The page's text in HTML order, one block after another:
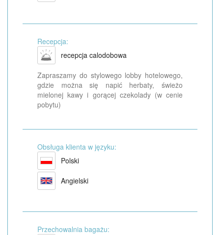
Recepcja:
recepcja calodobowa
Zapraszamy do stylowego lobby hotelowego,
gdzie można się napić herbaty, świeżo
mielonej kawy i gorącej czekolady (w cenie
pobytu)
Obsługa klienta w języku:
Polski
Angielski
Przechowalnia bagażu: